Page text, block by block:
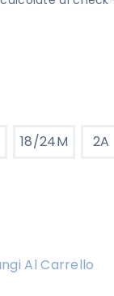
18/24M 2A
Al Carrello